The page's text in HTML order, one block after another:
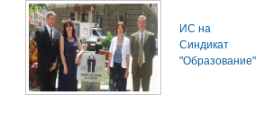
ИС на
Синдикат
"Образование"